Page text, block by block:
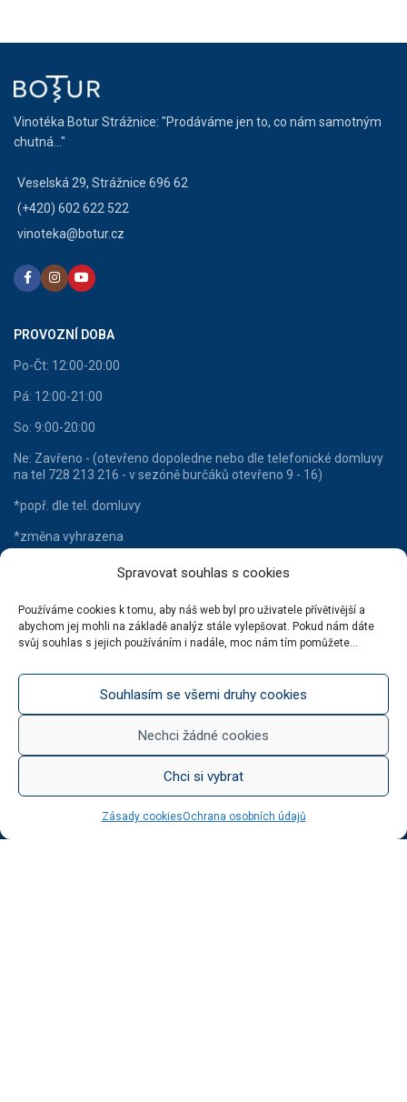
Spravovat souhlas s cookies
Používáme cookies k tomu, aby náš web byl pro uživatele přívětivější a
abychom jej mohli na základě analýz stále vylepšovat. Pokud nám dáte
svůj souhlas s jejich používáním i nadále, moc nám tím pomůžete...
Souhlasím se všemi druhy cookies
Nechci žádné cookies
Chci si vybrat
Zásady cookiesOchrana osobních údajů
Vinotéka Botur Strážnice: "Prodáváme jen to, co nám samotným
chutná..."
Veselská 29, Strážnice 696 62
(+420) 602 622 522
vinoteka@botur.cz
PROVOZNÍ DOBA
Po-Čt: 12:00-20:00
Pá: 12:00-21:00
So: 9:00-20:00
Ne: Zavřeno - (otevřeno dopoledne nebo dle telefonické domluvy
na tel 728 213 216 - v sezóně burčáků otevřeno 9 - 16)
*popř. dle tel. domluvy
*změna vyhrazena
HLAVNÍ KATEGORIE
Lahvové víno
Šumivá vína
Něco na zub
Dárkové balení